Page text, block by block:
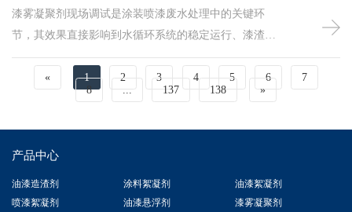
漆雾凝聚剂现场调试是涂装喷漆废水处理中的关键环
节，其效果直接影响到水循环系统的稳定运行、漆渣的
分离效率以及后续处理成本。科学、规范的调试不仅能
提升凝聚剂使用效率，还能降低药剂消耗与设备维护频
水性）、漆雾浓度及现有水质状况（pH、浊度）进行了
解。同时检查循环
« 1 2 3 4 5 6
7
8
... 137 138 »
产品中心
油漆造渣剂
喷漆絮凝剂
涂料絮凝剂
油漆悬浮剂
油漆絮凝剂
漆雾凝聚剂